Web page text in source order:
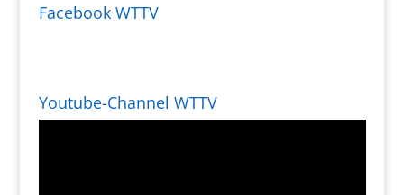
Facebook WTTV
Youtube-Channel WTTV